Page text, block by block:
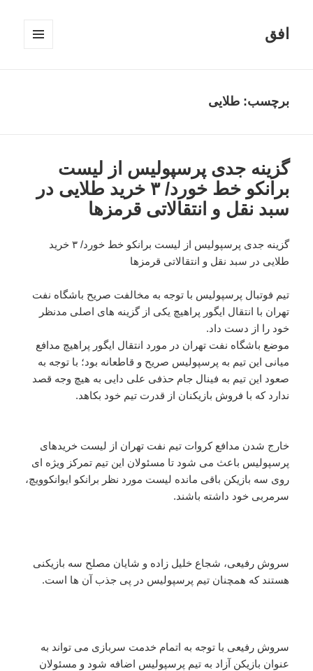
افق
برچسب:طلایی
گزینه جدی پرسپولیس از لیست
برانکو خط خورد/ ۳ خرید طلایی در
سبد نقل و انتقالاتی قرمزها
گزینه جدی پرسپولیس از لیست برانکو خط خورد/ ۳ خرید
طلایی در سبد نقل و انتقالاتی قرمزها
تیم فوتبال پرسپولیس با توجه به مخالفت صریح باشگاه نفت
تهران با انتقال ایگور پراهیچ یکی از گزینه های اصلی مدنظر
خود را از دست داد.
موضع باشگاه نفت تهران در مورد انتقال ایگور پراهیچ مدافع
میانی این تیم به پرسپولیس صریح و قاطعانه بود؛ با توجه به
صعود این تیم به فینال جام حذفی علی دایی به هیچ وجه قصد
ندارد که با فروش بازیکنان از قدرت تیم خود بکاهد.
خارج شدن مدافع کروات تیم نفت تهران از لیست خریدهای
پرسپولیس باعث می شود تا مسئولان این تیم تمرکز ویژه ای
روی سه بازیکن باقی مانده لیست مورد نظر برانکو ایوانکوویچ،
سرمربی خود داشته باشند.
سروش رفیعی، شجاع خلیل زاده و شایان مصلح سه بازیکنی
هستند که همچنان تیم پرسپولیس در پی جذب آن ها است.
سروش رفیعی با توجه به اتمام خدمت سربازی می تواند به
عنوان بازیکن آزاد به تیم پرسپولیس اضافه شود و مسئولان